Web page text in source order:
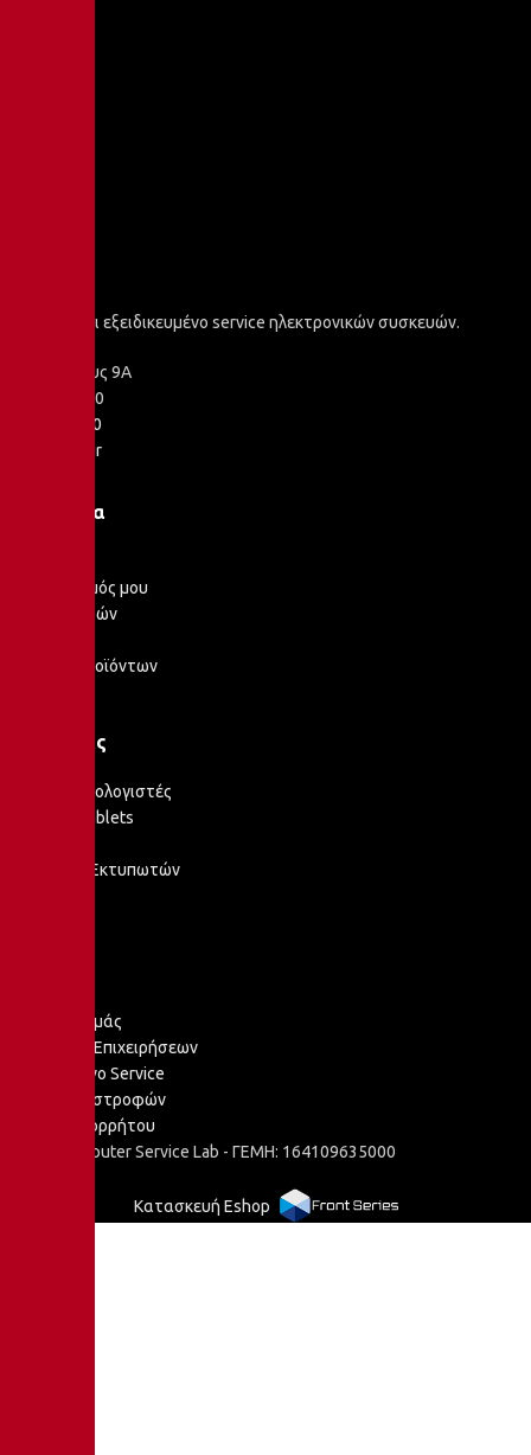
Προϊόντα και εξειδικευμένο service ηλεκτρονικών συσκευών.
Αριστοτέλους 9Α
Κιλκίς - 61100
2341 251 100
info@cslab.gr
Κατάστημα
Ο λογαριασμός μου
Καλάθι Αγορών
Σύγκριση Προϊόντων
Κατηγορίες
Σταθεροί Υπολογιστές
Laptops & Tablets
Αναλώσιμα Εκτυπωτών
Σχετικά με εμάς
Υποστήριξη Επιχειρήσεων
Εξειδικευμένο Service
Πολιτική Επιστροφών
Πολιτική απορρήτου
2025 © Computer Service Lab - ΓΕΜΗ: 164109635000
Κατασκευή Eshop